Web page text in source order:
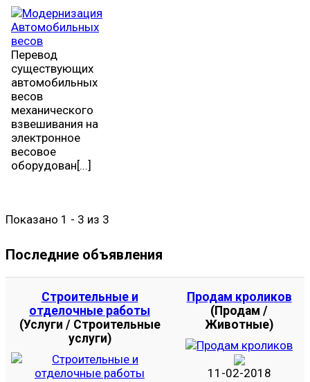
Перевод
существующих
автомобильных
весов
механического
взвешивания на
электронное
весовое
оборудован[...]
Показано 1 - 3 из 3
Последние объявления
Строительные и
отделочные работы
(Услуги / Строительные
услуги)
Продам кроликов
(Продам /
Животные)
11-02-2018